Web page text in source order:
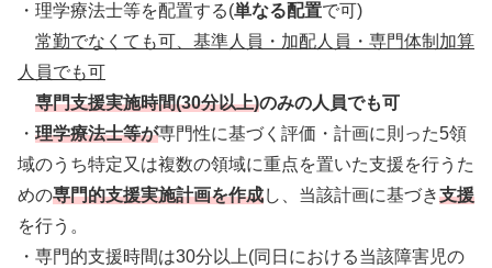
・理学療法士等を配置する(単なる配置で可)
常勤でなくても可、基準人員・加配人員・専門体制加算
人員でも可
専門支援実施時間(30分以上)のみの人員でも可
・ 理学療法士等が専門性に基づく評価・計画に則った5領
域のうち特定又は複数の領域に重点を置いた支援を行うた
めの専門的支援実施計画を作成し、当該計画に基づき支援
を行う。
・専門的支援時間は30分以上(同日における当該障害児の